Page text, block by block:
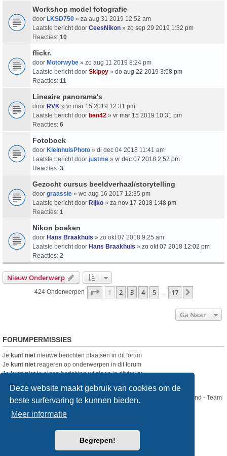
Deze website maakt gebruik van cookies om de
beste surfervaring te kunnen bieden.
Meer informatie
Begrepen!
Workshop model fotografie
door LKSD750 » za aug 31 2019 12:52 am
Laatste bericht door CeesNikon » zo sep 29 2019 1:32 pm
Reacties: 10
flickr.
door Motorwybe » zo aug 11 2019 8:24 pm
Laatste bericht door Skippy » do aug 22 2019 3:58 pm
Reacties: 11
Lineaire panorama's
door RVK » vr mar 15 2019 12:31 pm
Laatste bericht door ben42 » vr mar 15 2019 10:31 pm
Reacties: 6
Fotoboek
door KleinhuisPhoto » di dec 04 2018 11:41 am
Laatste bericht door justme » vr dec 07 2018 2:52 pm
Reacties: 3
Gezocht cursus beeldverhaal/storytelling
door graassie » wo aug 16 2017 12:35 pm
Laatste bericht door Rijko » za nov 17 2018 1:48 pm
Reacties: 1
Nikon boeken
door Hans Braakhuis » zo okt 07 2018 9:25 am
Laatste bericht door Hans Braakhuis » zo okt 07 2018 12:02 pm
Reacties: 2
Nieuw Onderwerp
424 Onderwerpen Pagina Van17
1 2 3 4 5 17
Ga Naar
FORUMPERMISSIES
Je kunt niet nieuwe berichten plaatsen in dit forum
Je kunt niet reageren op onderwerpen in dit forum
Jekunt nietje eigen berichten wijzigen in dit forum
Nikon Club Nederland - Team
Forum
Copyright © Nikon Club Nederland 2023
® Forum Software © phpBB Limited
created by INVENTEA & v12mike